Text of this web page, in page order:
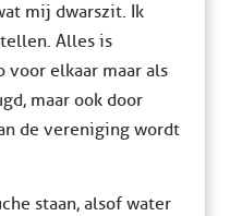
mij dwarszit. Ik
Alles is
elkaar maar als
maar ook door
de vereniging wordt
staan, alsof water